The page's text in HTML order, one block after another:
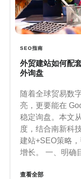
SEO指南
外贸建站如何配
外询盘
随着全球贸易数
亮，更要能在
稳定询盘。本文
度，结合南新科
建站+SEO策略
增长。 一、明确
查看全部